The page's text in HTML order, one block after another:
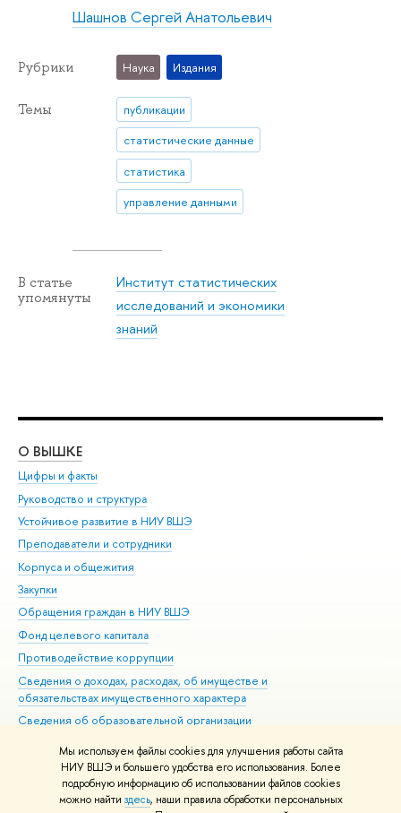
Мы используем файлы cookies для улучшения работы сайта
НИУ ВШЭ и большего удобства его использования. Более
подробную информацию об использовании файлов cookies
можно найти здесь, наши правила обработки персональных
Шашнов Сергей Анатольевич
Рубрики Наука Издания
Темы
публикации
статистические данные
статистика
управление данными
В статье
упомянуты
Институт статистических
исследований и экономики
знаний
О ВЫШКЕ
Цифры и факты
Руководство и структура
Устойчивое развитие в НИУ ВШЭ
Преподаватели и сотрудники
Корпуса и общежития
Закупки
Обращения граждан в НИУ ВШЭ
Фонд целевого капитала
Противодействие коррупции
Сведения о доходах, расходах, об имуществе и
обязательствах имущественного характера
Сведения об образовательной организации
Людям с ограниченными возможностями здоровья
Единая платежная страница
Работа в Вышке